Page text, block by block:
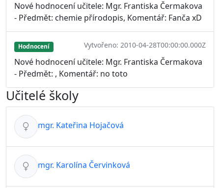
Nové hodnocení učitele: Mgr. Frantiska Čermakova
- Předmět: chemie přírodopis, Komentář: Fanča xD
Hodnocení Vytvořeno: 2010-04-28T00:00:00.000Z
Nové hodnocení učitele: Mgr. Frantiska Čermakova
- Předmět: , Komentář: no toto
Učitelé školy
mgr. Kateřina Hojačová
mgr. Karolína Červinková